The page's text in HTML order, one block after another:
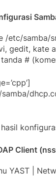
/etc/samba/
gedit, kate
tanda #
Client
YAST |